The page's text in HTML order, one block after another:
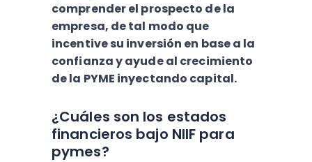
comprender el prospecto de la
empresa, de tal modo que
incentive su inversión en base a la
confianza y ayude al crecimiento
de la PYME inyectando capital.
¿Cuáles son los estados
financieros bajo NIIF para
pymes?